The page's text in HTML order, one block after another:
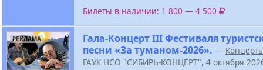
Билеты в наличии: 1 800 — 4 500
РЕКЛАМА
Гала-Концерт III Фестиваля
песни «За туманом-2026». —
ГАУК НСО "СИБИРЬ-КОНЦЕРТ", 4 октября